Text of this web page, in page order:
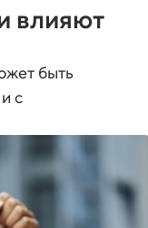
влияют
быть
с